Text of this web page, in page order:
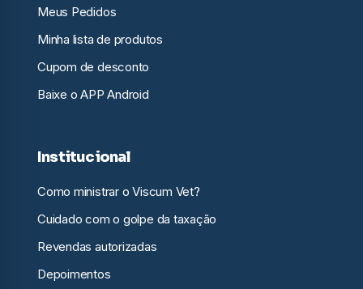
Meus Pedidos
Minha lista de produtos
Cupom de desconto
Baixe o APP Android
Institucional
Como ministrar o Viscum Vet?
Cuidado com o golpe da taxação
Revendas autorizadas
Depoimentos